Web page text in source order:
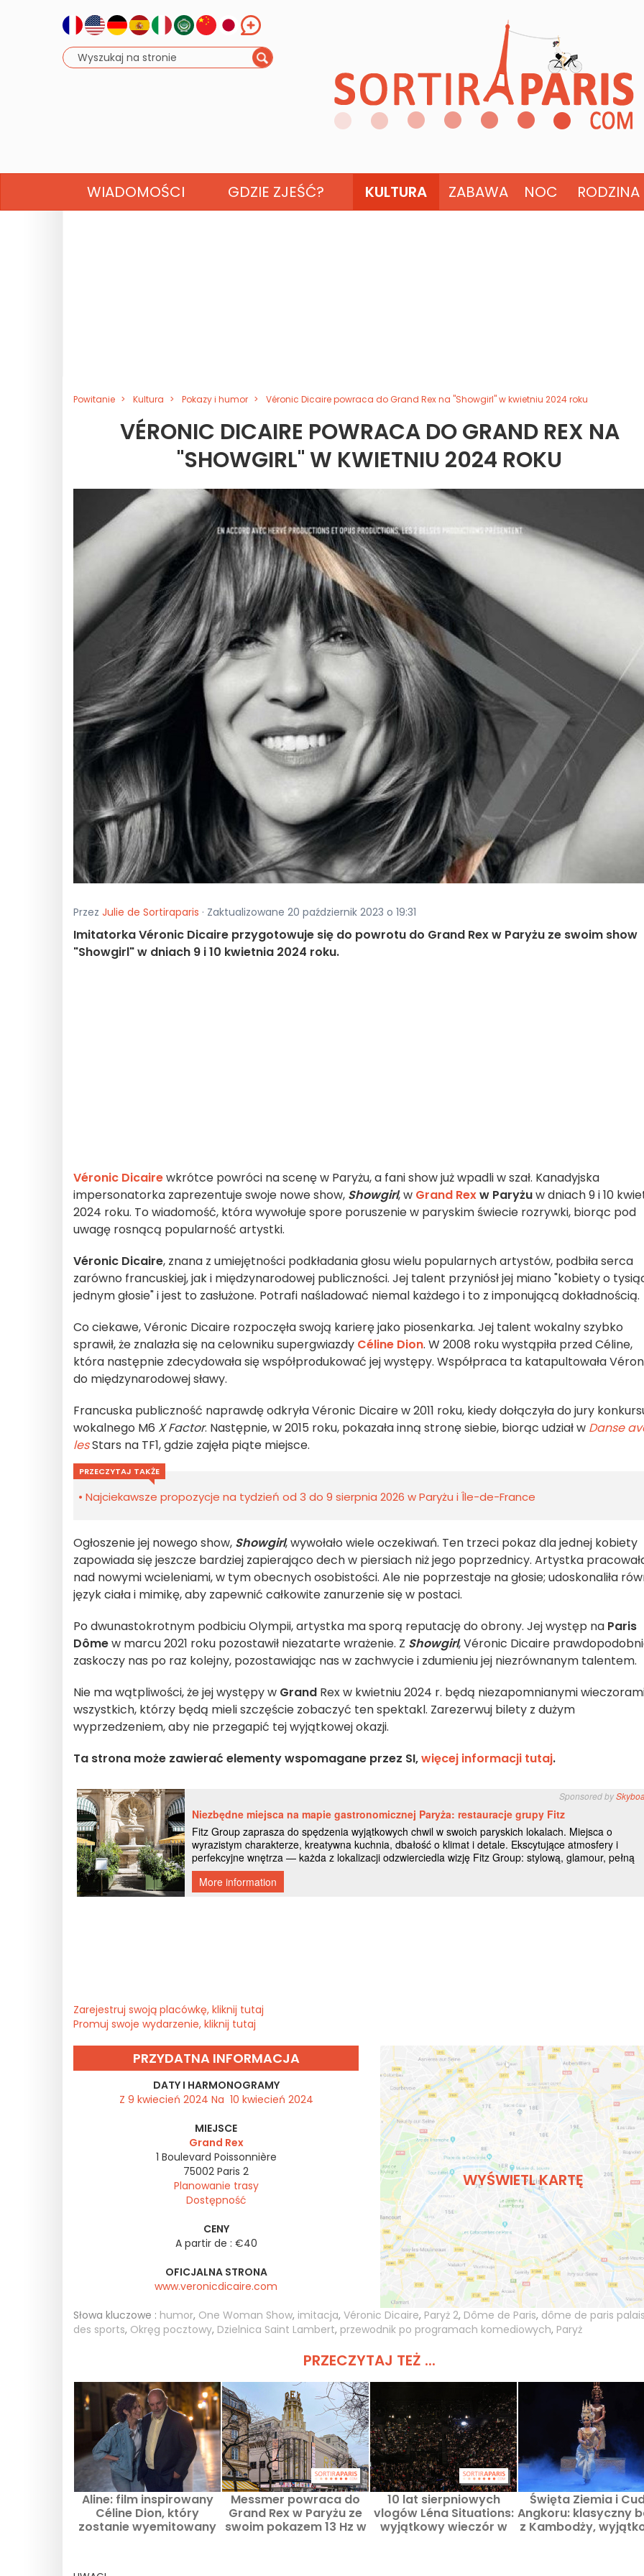
WIADOMOŚCI GDZIE ZJEŚĆ? KULTURA ZABAWA NOC RODZINA
Powitanie Kultura Pokazy i humor Véronic Dicaire powraca do Grand Rex na "Showgirl" w kwietniu 2024 roku
VÉRONIC DICAIRE POWRACA DO GRAND REX NA
"SHOWGIRL" W KWIETNIU 2024 ROKU
Przez Julie de Sortiraparis · Zaktualizowane 20 październik 2023 o 19:31
Imitatorka Véronic Dicaire przygotowuje się do powrotu do Grand Rex w Paryżu ze swoim show
"Showgirl" w dniach 9 i 10 kwietnia 2024 roku.
Véronic Dicairewkrótce powróci na scenę w Paryżu, a fani show już wpadli w szał. Kanadyjska
impersonatorka zaprezentuje swoje nowe show, Showgirl, w Grand Rexw Paryżuw dniach 9 i 10
2024 roku. To wiadomość, która wywołuje spore poruszenie w paryskim świecie rozrywki, biorąc pod
uwagę rosnącą popularność artystki.
Véronic Dicaire, znana z umiejętności podkładania głosu wielu popularnych artystów, podbiła serca
zarówno francuskiej, jak i międzynarodowej publiczności. Jej talent przyniósł jej miano "kobiety o
jednym głosie" i jest to zasłużone. Potrafi naśladować niemal każdego i to z imponującą dokładnością.
Co ciekawe, Véronic Dicaire rozpoczęła swoją karierę jako piosenkarka. Jej talent wokalny szybko
sprawił, że znalazła się na celowniku supergwiazdy Céline Dion. W 2008 roku wystąpiła przed Céline,
która następnie zdecydowała się współprodukować jej występy. Współpraca ta katapultowała
do międzynarodowej sławy.
Francuska publiczność naprawdę odkryła Véronic Dicaire w 2011 roku, kiedy dołączyła do jury
wokalnego M6 X Factor. Następnie, w 2015 roku, pokazała inną stronę siebie, biorąc udział w Danse
lesStars na TF1, gdzie zajęła piąte miejsce.
PRZECZYTAJ TAKŻE
Najciekawsze propozycje na tydzień od 3 do 9 sierpnia 2026 w Paryżu i Île-de-France
Ogłoszenie jej nowego show, Showgirl, wywołało wiele oczekiwań. Ten trzeci pokaz dla jednej kobiety
zapowiada się jeszcze bardziej zapierająco dech w piersiach niż jego poprzednicy. Artystka
nad nowymi wcieleniami, w tym obecnych osobistości. Ale nie poprzestaje na głosie; udoskonaliła
język ciała i mimikę, aby zapewnić całkowite zanurzenie się w postaci.
Po dwunastokrotnym podbiciu Olympii, artystka ma sporą reputację do obrony. Jej występ na Paris
Dômew marcu 2021 roku pozostawił niezatarte wrażenie. Z Showgirl, Véronic Dicaire
zaskoczy nas po raz kolejny, pozostawiając nas w zachwycie i zdumieniu jej niezrównanym talentem.
Nie ma wątpliwości, że jej występy w Grand Rex w kwietniu 2024 r. będą niezapomnianymi
wszystkich, którzy będą mieli szczęście zobaczyć ten spektakl. Zarezerwuj bilety z dużym
wyprzedzeniem, aby nie przegapić tej wyjątkowej okazji.
Ta strona może zawierać elementy wspomagane przez SI,więcej informacji tutaj.
Zarejestruj swoją placówkę, kliknij tutaj
Promuj swoje wydarzenie, kliknij tutaj
PRZYDATNA INFORMACJA
DATY I HARMONOGRAMY
Z 9 kwiecień 2024 Na 10 kwiecień 2024
MIEJSCE
Grand Rex
1 Boulevard Poissonnière
75002 Paris 2
Planowanie trasy
Dostępność
CENY
A partir de : €40
OFICJALNA STRONA
www.veronicdicaire.com
WYŚWIETL KARTĘ
Słowa kluczowe : humor, One Woman Show, imitacja, Véronic Dicaire, Paryż 2, Dôme de Paris, dôme de paris palais
des sports, Okręg pocztowy, Dzielnica Saint Lambert, przewodnik po programach komediowych, Paryż
PRZECZYTAJ TEŻ ...
Aline: film inspirowany
Céline Dion, który
zostanie wyemitowany
Messmer powraca do
Grand Rex w Paryżu ze
swoim pokazem 13 Hz w
10 lat sierpniowych
vlogów Léna Situations:
wyjątkowy wieczór w
Święta Ziemia i
Angkoru: klasyczny
z Kambodży,